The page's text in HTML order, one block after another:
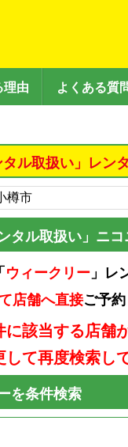
理由 よくある質
ル取扱い」レン
タル取扱い」ニ
ウィークリー 」レ
店舗へ直接ご予約
該当する店舗
て再度検索し
を条件検索